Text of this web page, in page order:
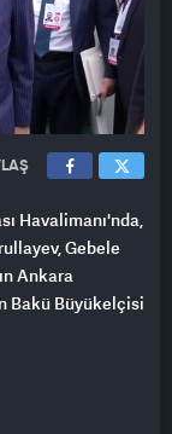
Havalimanı'nda,
Gebele
Ankara
Bakü Büyükelçisi